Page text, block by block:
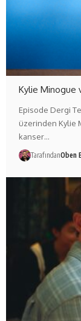
Kylie Minogue
Episode Dergi
üzerinden Kylie
kanser…
TarafındanOben